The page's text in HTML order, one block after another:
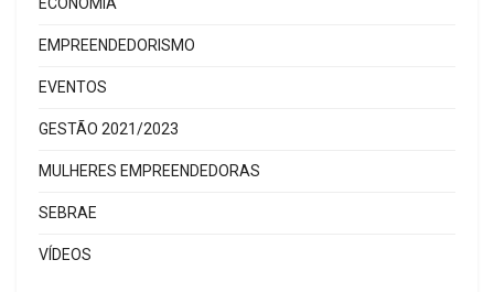
ECONOMIA
EMPREENDEDORISMO
EVENTOS
GESTÃO 2021/2023
MULHERES EMPREENDEDORAS
SEBRAE
VÍDEOS